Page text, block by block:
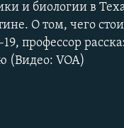
и биологии в
О том, чего
профессор
(Видео: VOA)